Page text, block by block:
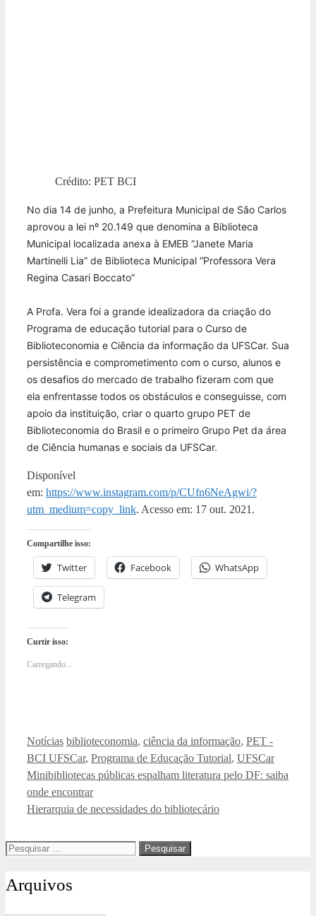
Crédito: PET BCI
No dia 14 de junho, a Prefeitura Municipal de São Carlos
aprovou a lei nº 20.149 que denomina a Biblioteca
Municipal localizada anexa à EMEB “Janete Maria
Martinelli Lia” de Biblioteca Municipal “Professora Vera
Regina Casari Boccato”
A Profa. Vera foi a grande idealizadora da criação do
Programa de educação tutorial para o Curso de
Biblioteconomia e Ciência da informação da UFSCar. Sua
persistência e comprometimento com o curso, alunos e
os desafios do mercado de trabalho fizeram com que
ela enfrentasse todos os obstáculos e conseguisse, com
apoio da instituição, criar o quarto grupo PET de
Biblioteconomia do Brasil e o primeiro Grupo Pet da área
de Ciência humanas e sociais da UFSCar.
Disponível
em: https://www.instagram.com/p/CUfn6NeAgwi/?
utm_medium=copy_link. Acesso em: 17 out. 2021.
Compartilhe isso:
Twitter Facebook WhatsApp
Telegram
Curtir isso:
Carregando...
Categorias
Notícias Tags
biblioteconomia, ciência da informação, PET -
BCI UFSCar, Programa de Educação Tutorial, UFSCar
Minibibliotecas públicas espalham literatura pelo DF: saiba
onde encontrar
Hierarquia de necessidades do bibliotecário
Pesquisar
Arquivos